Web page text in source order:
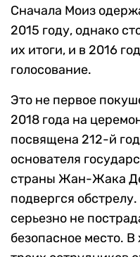
Сначала Моиз
2015 году, однако
их итоги, и в 2016
голосование.
Это не первое
2018 года на
посвящена 212-й
основателя
страны Жан-Жака
подвергся
серьезно не
безопасное место.